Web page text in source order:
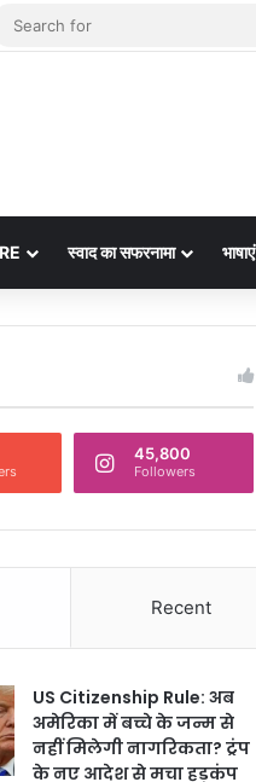
स्वाद का सफरनामा भाषाएं
45,800
Followers
Recent
US Citizenship Rule: अब
अमेरिका में बच्चे के जन्म से
नहीं मिलेगी नागरिकता? ट्रंप
के नए आदेश से मचा हड़कंप